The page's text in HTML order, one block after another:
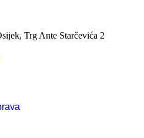
Trg Ante Starčevića 2